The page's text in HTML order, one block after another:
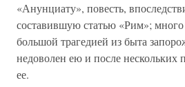
«Анунциату», повесть,
составившую статью «Рим»; много
большой трагедией из быта
недоволен ею и после нескольких
ее.